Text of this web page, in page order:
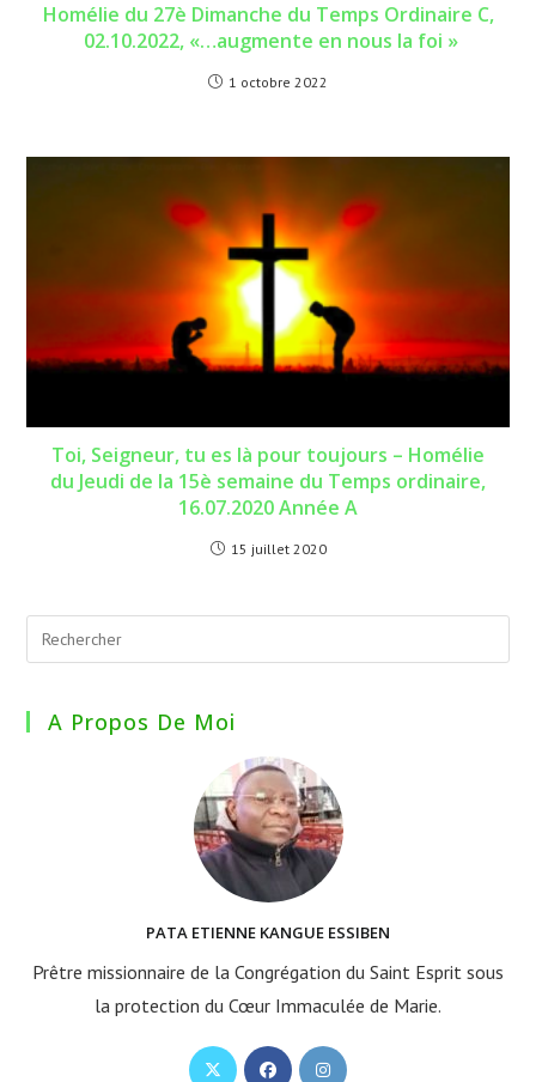
Homélie du 27è Dimanche du Temps Ordinaire C,
02.10.2022, «…augmente en nous la foi »
1 octobre 2022
Toi, Seigneur, tu es là pour toujours – Homélie
du Jeudi de la 15è semaine du Temps ordinaire,
16.07.2020 Année A
15 juillet 2020
A Propos De Moi
PATA ETIENNE KANGUE ESSIBEN
Prêtre missionnaire de la Congrégation du Saint Esprit sous
la protection du Cœur Immaculée de Marie.
S’ouvreS’ouvreS’ouvre